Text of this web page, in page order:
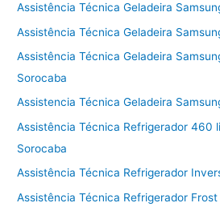
Assistência Técnica Geladeira
Assistência Técnica Geladeira
Assistência Técnica Geladeira
Sorocaba
Assistencia Técnica Geladeira
Assistência Técnica Refrigerador 460
Sorocaba
Assistência Técnica Refrigerador
Assistência Técnica Refrigerador